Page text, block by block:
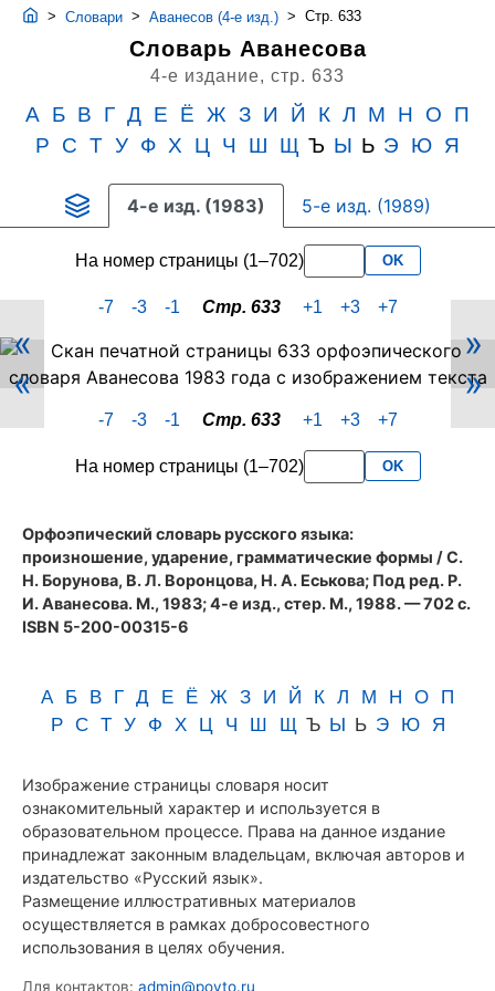
> Словари > Аванесов (4-е изд.) > Стр. 633
Словарь Аванесова
4-е издание, стр. 633
А Б В Г Д Е Ё Ж З И Й К Л М Н О
П
Р
С Т У Ф Х Ц Ч Ш Щ Ъ Ы Ь Э Ю Я
4-е изд. (1983) 5-е изд. (1989)
На номер страницы (1–702) OK
-7 -3 -1 Стр. 633 +1 +3 +7
Скан
PDF-
страницы
633
Аванесова
«
»
«
»
-7 -3 -1 Стр. 633 +1 +3 +7
На номер страницы (1–702) OK
Орфоэпический словарь русского языка:
произношение, ударение, грамматические формы / С.
Н. Борунова, В. Л. Воронцова, Н. А. Еськова; Под ред. Р.
И. Аванесова. М., 1983; 4-е изд., стер. М., 1988. — 702 с.
ISBN 5-200-00315-6
А Б В Г Д Е Ё Ж З И Й К Л М Н О П
Р С Т У Ф Х Ц Ч Ш Щ Ъ Ы Ь Э Ю Я
Изображение страницы словаря носит
ознакомительный характер и используется в
образовательном процессе. Права на данное издание
принадлежат законным владельцам, включая авторов и
издательство «Русский язык».
Размещение иллюстративных материалов
осуществляется в рамках добросовестного
использования в целях обучения.
Для контактов: admin@povto.ru